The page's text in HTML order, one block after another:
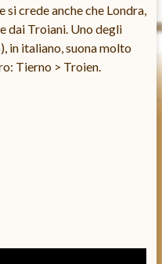
si crede anche che Londra,
dai Troiani. Uno degli
in italiano, suona molto
Tierno > Troien.